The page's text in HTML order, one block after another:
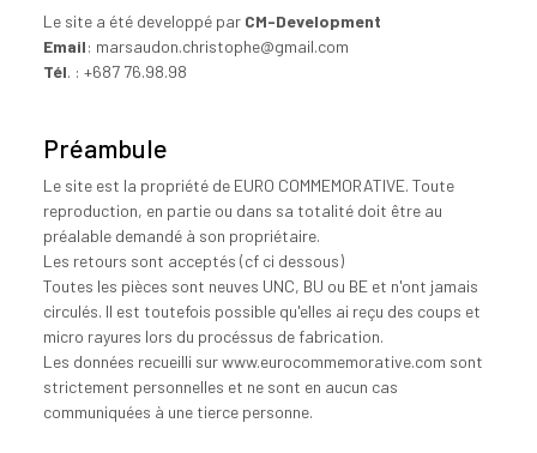
Le site a été developpé par CM-Development
Email: marsaudon.christophe@gmail.com
Tél. : +687 76.98.98
Préambule
Le site est la propriété de EURO COMMEMORATIVE. Toute
reproduction, en partie ou dans sa totalité doit être au
préalable demandé à son propriétaire.
Les retours sont acceptés (cf ci dessous)
Toutes les pièces sont neuves UNC, BU ou BE et n'ont jamais
circulés. Il est toutefois possible qu'elles ai reçu des coups et
micro rayures lors du procéssus de fabrication.
Les données recueilli sur www.eurocommemorative.com sont
strictement personnelles et ne sont en aucun cas
communiquées à une tierce personne.